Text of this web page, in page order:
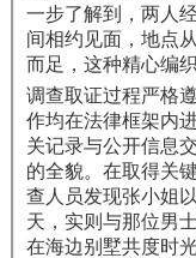
一步了解到，两人
间相约见面，地点
而足，这种精心编
调查取证过程严格
作均在法律框架内
关记录与公开信息
的全貌。在取得关
查人员发现张小姐
天，实则与那位男
在海边别墅共度时